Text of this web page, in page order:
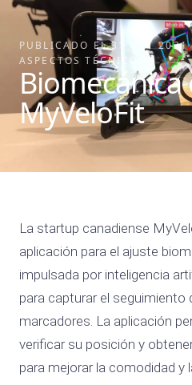
PUBLICADO EL31 OCT 2021·
ASPECTOS TÉCNICOS
Biomecánica
MyVeloFit
La startup canadiense
aplicación para el ajuste
impulsada por inteligencia
para capturar el seguimiento
marcadores. La aplicación
verificar su posición y
para mejorar la comodidad y